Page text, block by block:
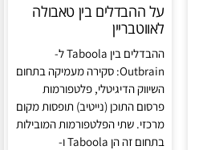
על ההבדלים בין טאבולה
לאווטבריין
ההבדלים בין Taboola ל-
Outbrain: סקירה מעמיקה בתחום
השיווק הדיגיטלי, פלטפורמות
פרסום התוכן (נייטיב) תופסות מקום
מרכזי. שתי הפלטפורמות המובילות
בתחום זה הן Taboola ו-